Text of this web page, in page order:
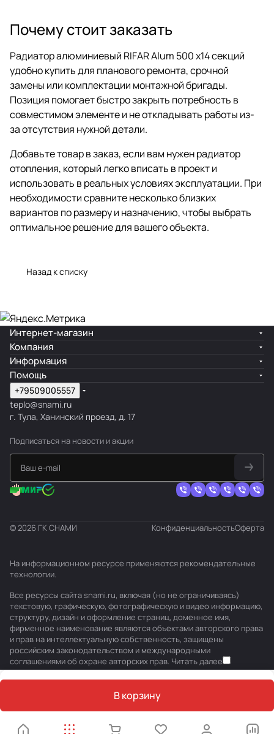
Почему стоит заказать
Радиатор алюминиевый RIFAR Alum 500 х14 секций
удобно купить для планового ремонта, срочной
замены или комплектации монтажной бригады.
Позиция помогает быстро закрыть потребность в
совместимом элементе и не откладывать работы из-
за отсутствия нужной детали.
Добавьте товар в заказ, если вам нужен радиатор
отопления, который легко вписать в проект и
использовать в реальных условиях эксплуатации. При
необходимости сравните несколько близких
вариантов по размеру и назначению, чтобы выбрать
оптимальное решение для вашего объекта.
Назад к списку
В корзину
Интернет-магазин
Компания
Информация
Помощь
+79509005557
teplo@snami.ru
г. Тула, Ханинский проезд, д. 17
Подписаться на новости и акции
© 2026 ГК СНАМИ КонфиденциальностьОферта
На информационном ресурсе применяются рекомендательные
технологии.
Все ресурсы сайта snami.ru, включая (но не ограничиваясь)
текстовую, графическую, фотографическую и видео информацию,
структуру, дизайн и оформление страниц, доменное имя,
фирменное наименование являются объектами авторского права
и прав на интеллектуальную собственность, защищены
российским законодательством и международными
соглашениями об охране авторских прав. Читать далее